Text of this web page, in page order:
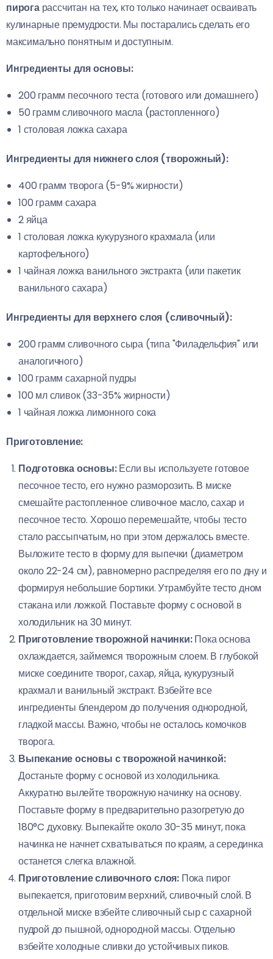
пирогарассчитан на тех, кто только начинает осваивать
кулинарные премудрости. Мы постарались сделать его
максимально понятным и доступным.
Ингредиенты для основы:
200 грамм песочного теста (готового или домашнего)
50 грамм сливочного масла (растопленного)
1 столовая ложка сахара
Ингредиенты для нижнего слоя (творожный):
400 грамм творога (5-9% жирности)
100 грамм сахара
2 яйца
1 столовая ложка кукурузного крахмала (или
картофельного)
1 чайная ложка ванильного экстракта (или пакетик
ванильного сахара)
Ингредиенты для верхнего слоя (сливочный):
200 грамм сливочного сыра (типа "Филадельфия" или
аналогичного)
100 грамм сахарной пудры
100 мл сливок (33-35% жирности)
1 чайная ложка лимонного сока
Приготовление:
Подготовка основы:Если вы используете готовое
песочное тесто, его нужно разморозить. В миске
смешайте растопленное сливочное масло, сахар и
песочное тесто. Хорошо перемешайте, чтобы тесто
стало рассыпчатым, но при этом держалось вместе.
Выложите тесто в форму для выпечки (диаметром
около 22-24 см), равномерно распределяя его по дну и
формируя небольшие бортики. Утрамбуйте тесто дном
стакана или ложкой. Поставьте форму с основой в
холодильник на 30 минут.
Приготовление творожной начинки:Пока основа
охлаждается, займемся творожным слоем. В глубокой
миске соедините творог, сахар, яйца, кукурузный
крахмал и ванильный экстракт. Взбейте все
ингредиенты блендером до получения однородной,
гладкой массы. Важно, чтобы не осталось комочков
творога.
Выпекание основы с творожной начинкой:
Достаньте форму с основой из холодильника.
Аккуратно вылейте творожную начинку на основу.
Поставьте форму в предварительно разогретую до
180°C духовку. Выпекайте около 30-35 минут, пока
начинка не начнет схватываться по краям, а серединка
останется слегка влажной.
Приготовление сливочного слоя: Пока пирог
выпекается, приготовим верхний, сливочный слой. В
отдельной миске взбейте сливочный сыр с сахарной
пудрой до пышной, однородной массы. Отдельно
взбейте холодные сливки до устойчивых пиков.